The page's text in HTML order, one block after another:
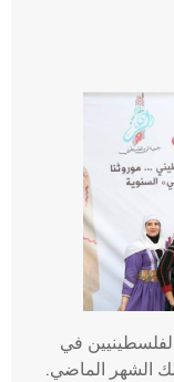
في
الشهر الماضي.